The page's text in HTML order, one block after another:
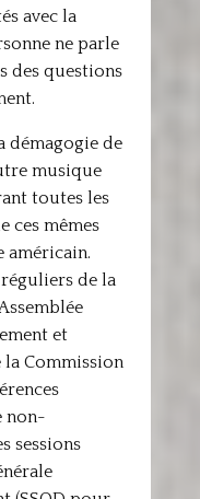
avec la
ne parle
des questions
démagogie de
musique
toutes les
ces mêmes
de la
et
Commission
non-
sessions